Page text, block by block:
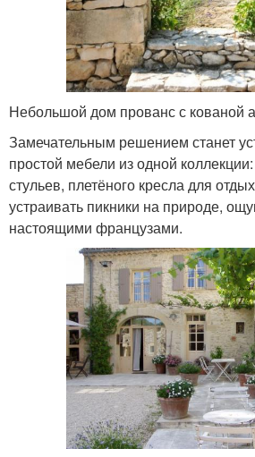
Небольшой дом прованс с кованой
Замечательным решением станет
простой мебели из одной
стульев, плетёного кресла для
устраивать пикники на природе,
настоящими французами.